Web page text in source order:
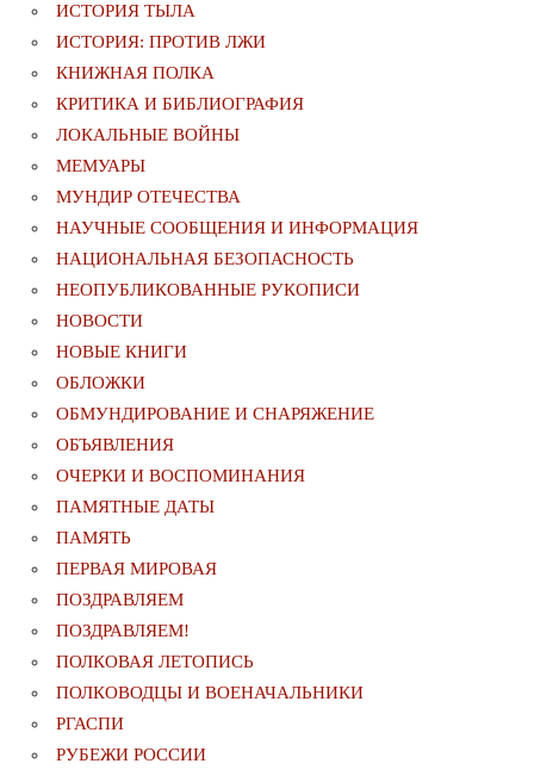
ИСТОРИЯ ТЫЛА
ИСТОРИЯ: ПРОТИВ ЛЖИ
КНИЖНАЯ ПОЛКА
КРИТИКА И БИБЛИОГРАФИЯ
ЛОКАЛЬНЫЕ ВОЙНЫ
МЕМУАРЫ
МУНДИР ОТЕЧЕСТВА
НАУЧНЫЕ СООБЩЕНИЯ И ИНФОРМАЦИЯ
НАЦИОНАЛЬНАЯ БЕЗОПАСНОСТЬ
НЕОПУБЛИКОВАННЫЕ РУКОПИСИ
НОВОСТИ
НОВЫЕ КНИГИ
ОБЛОЖКИ
ОБМУНДИРОВАНИЕ И СНАРЯЖЕНИЕ
ОБЪЯВЛЕНИЯ
ОЧЕРКИ И ВОСПОМИНАНИЯ
ПАМЯТНЫЕ ДАТЫ
ПАМЯТЬ
ПЕРВАЯ МИРОВАЯ
ПОЗДРАВЛЯЕМ
ПОЗДРАВЛЯЕМ!
ПОЛКОВАЯ ЛЕТОПИСЬ
ПОЛКОВОДЦЫ И ВОЕНАЧАЛЬНИКИ
РГАСПИ
РУБЕЖИ РОССИИ